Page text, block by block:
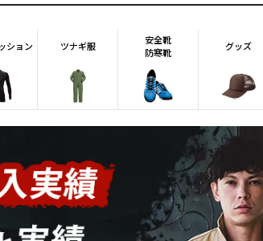
ション ツナギ服
安全靴
防寒靴
グッズ